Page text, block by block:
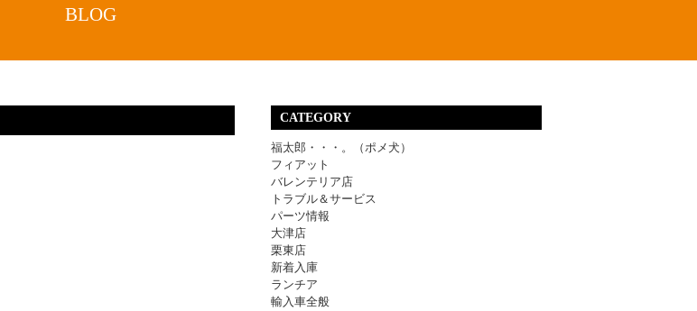
BLOG
CATEGORY
福太郎・・・。（ポメ犬）
フィアット
バレンテリア店
トラブル＆サービス
パーツ情報
大津店
栗東店
新着入庫
ランチア
輸入車全般